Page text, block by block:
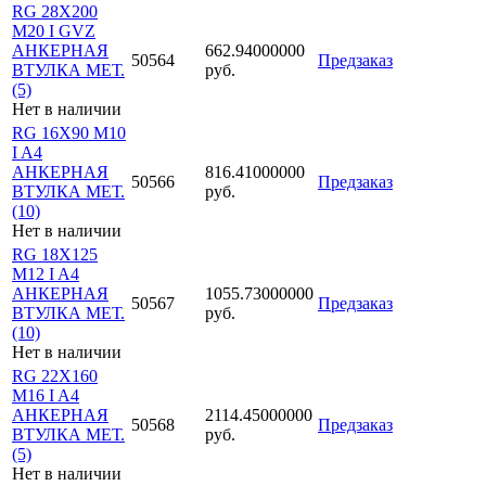
RG 28X200
M20 I GVZ
АНКЕРНАЯ
ВТУЛКА МЕТ.
(5)
Нет в наличии
50564
662.94000000
руб.
Предзаказ
RG 16X90 M10
I A4
АНКЕРНАЯ
ВТУЛКА МЕТ.
(10)
Нет в наличии
50566
816.41000000
руб.
Предзаказ
RG 18X125
M12 I A4
АНКЕРНАЯ
ВТУЛКА МЕТ.
(10)
Нет в наличии
50567
1055.73000000
руб.
Предзаказ
RG 22X160
M16 I A4
АНКЕРНАЯ
ВТУЛКА МЕТ.
(5)
Нет в наличии
50568
2114.45000000
руб.
Предзаказ